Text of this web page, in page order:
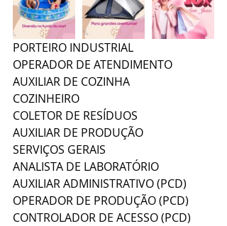
PORTEIRO INDUSTRIAL
OPERADOR DE ATENDIMENTO
AUXILIAR DE COZINHA
COZINHEIRO
COLETOR DE RESÍDUOS
AUXILIAR DE PRODUÇÃO
SERVIÇOS GERAIS
ANALISTA DE LABORATÓRIO
AUXILIAR ADMINISTRATIVO (PCD)
OPERADOR DE PRODUÇÃO (PCD)
CONTROLADOR DE ACESSO (PCD)